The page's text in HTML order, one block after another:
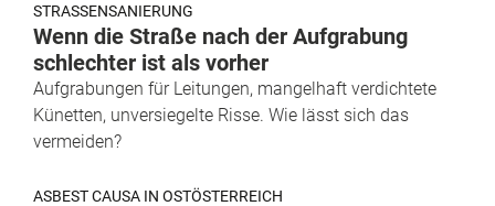
STRASSENSANIERUNG
Wenn die Straße nach der Aufgrabung
schlechter ist als vorher
Aufgrabungen für Leitungen, mangelhaft verdichtete
Künetten, unversiegelte Risse. Wie lässt sich das
vermeiden?
ASBEST CAUSA IN OSTÖSTERREICH